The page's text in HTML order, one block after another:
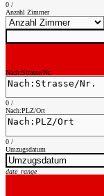
0 /
Anzahl Zimmer
Nach:Strasse/Nr.
0 /
Nach:PLZ/Ort
0 /
Umzugsdatum
date_range